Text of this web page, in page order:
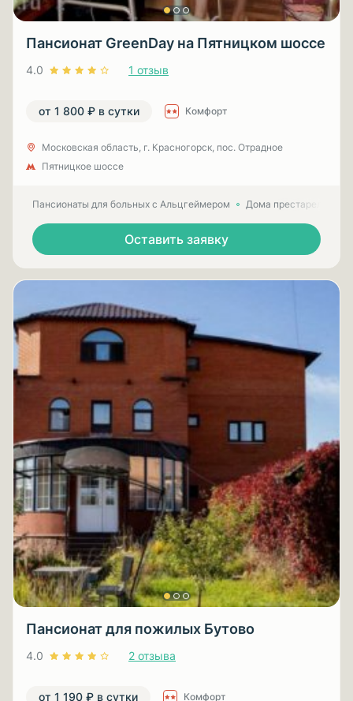
Пансионат GreenDay на Пятницком шоссе
4.0 1 отзыв
от 1 800 ₽ в сутки Комфорт
Московская область, г. Красногорск, пос. Отрадное
Пятницкое шоссе
Пансионаты для больных с Альцгеймером Дома престарелых
Оставить заявку
Пансионат для пожилых Бутово
4.0 2 отзыва
от 1 190 ₽ в сутки Комфорт